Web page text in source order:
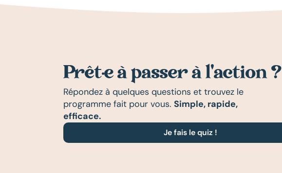
Prêt·e à passer à l'action ?
Répondez à quelques questions et trouvez le
programme fait pour vous. Simple, rapide,
efficace.
Je fais le quiz !